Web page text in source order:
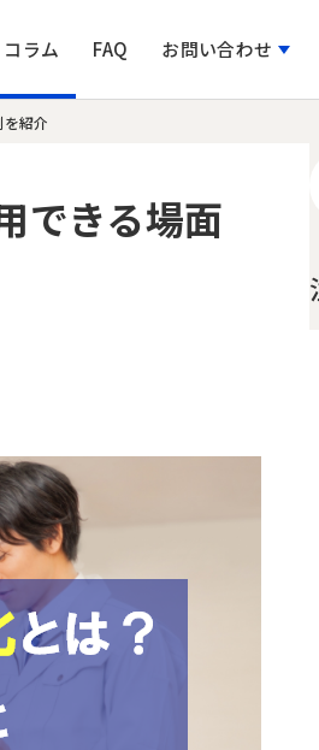
メモ
かんたん！利用料金がすぐ
料金シミュレーション
を抽出してメールでアプローチ
共有を効率化
務をデジタル化
効率的にリスト作成
コラム FAQ お問い合わせ
販売パートナーの募集
AIサイトを活用した次世
Webサイトパートナ
紹介
できる場面